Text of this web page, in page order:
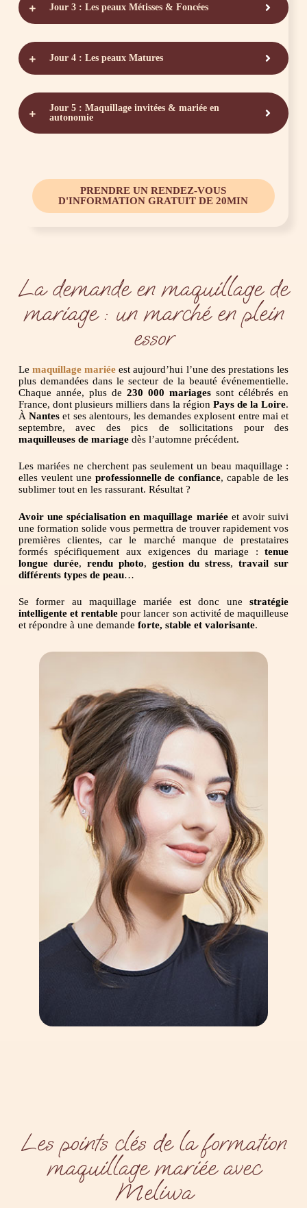
Jour 3 : Les peaux Métisses & Foncées
Jour 4 : Les peaux Matures
Jour 5 : Maquillage invitées & mariée en
autonomie
PRENDRE UN RENDEZ-VOUS
D'INFORMATION GRATUIT DE 20MIN
La demande en maquillage de
mariage : un marché en plein
essor
Lemaquillage mariée est aujourd’hui l’une des prestations les
plus demandées dans le secteur de la beauté événementielle.
Chaque année, plus de 230 000 mariages sont célébrés en
France, dont plusieurs milliers dans la régionPays de la Loire.
ÀNantes et ses alentours, les demandes explosent entre mai et
septembre, avec des pics de sollicitations pour des
maquilleuses de mariagedès l’automne précédent.
Les mariées ne cherchent pas seulement un beau maquillage :
elles veulent une professionnelle de confiance, capable de les
sublimer tout en les rassurant. Résultat ?
Avoir une spécialisation en maquillage mariéeet avoir suivi
une formation solide vous permettra de trouver rapidement vos
premières clientes, car le marché manque de prestataires
formés spécifiquement aux exigences du mariage :tenue
longue durée, rendu photo, gestion du stress,travail sur
différents types de peau…
Se former au maquillage mariée est donc unestratégie
intelligente et rentable pour lancer son activité de maquilleuse
et répondre à une demande forte, stable et valorisante.
Les points clés de la formation
maquillage mariée avec
Meliwa